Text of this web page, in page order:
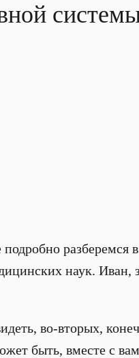
разберемся
наук. Иван,
во-вторых,
быть, вместе с